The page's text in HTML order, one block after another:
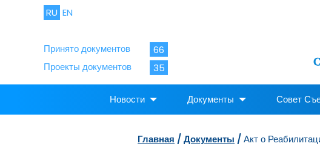
RU EN
Принято документов
66
Проекты документов
35
Новости Документы Совет
Главная / Документы / Акт о